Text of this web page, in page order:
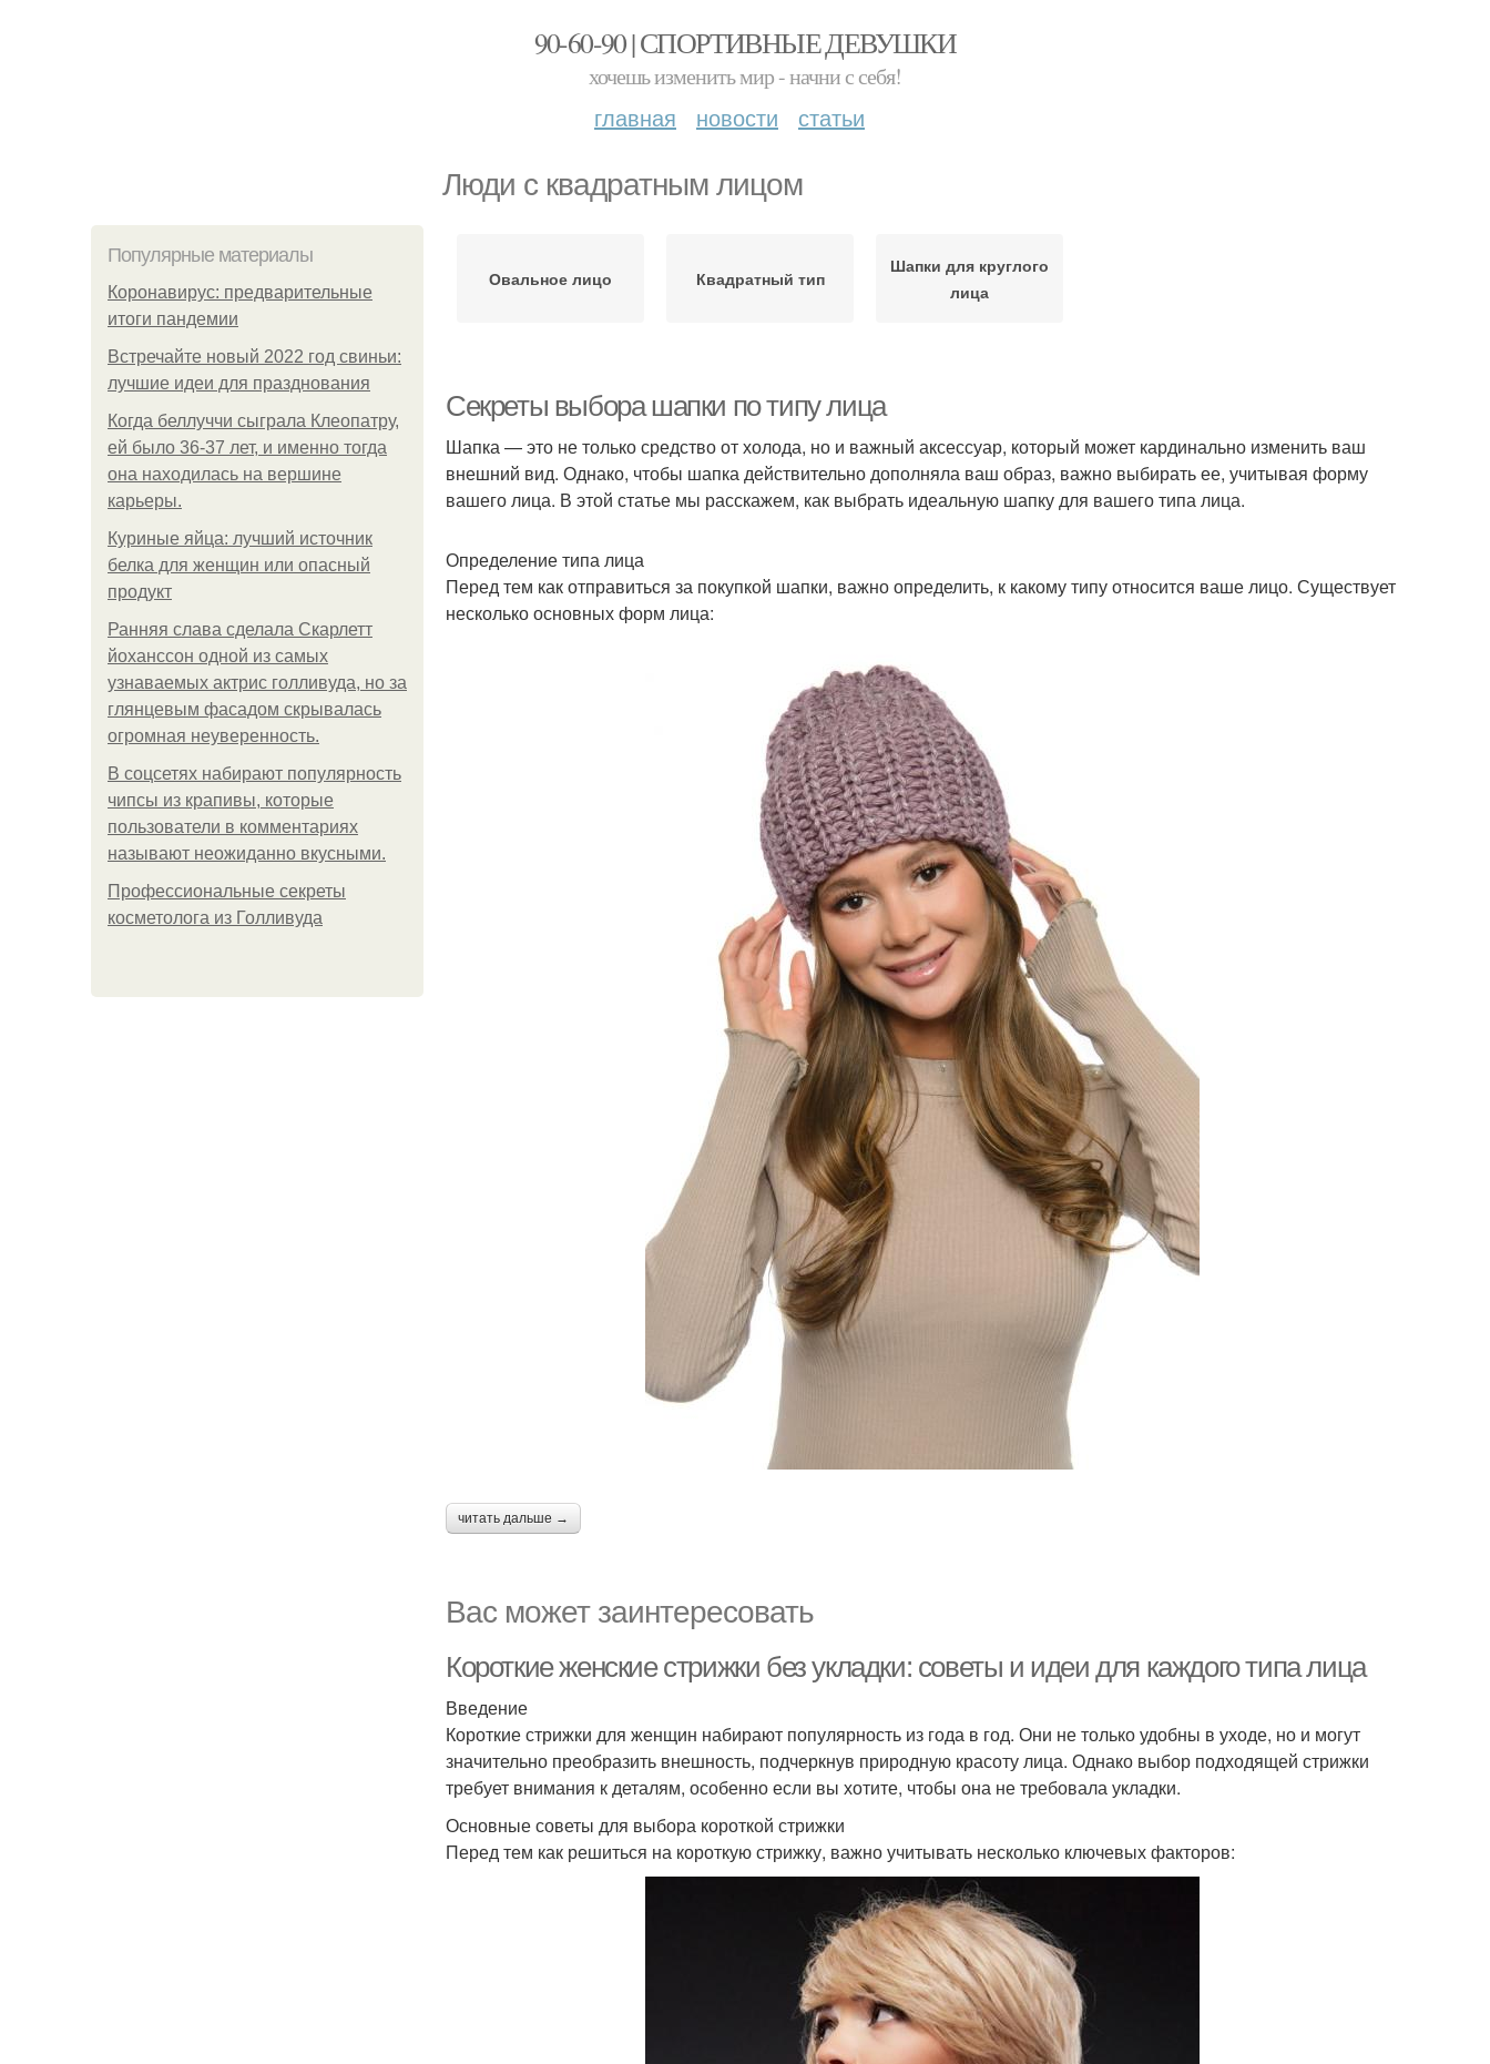
90-60-90 | СПОРТИВНЫЕ ДЕВУШКИ
хочешь изменить мир - начни с себя!
главная новости статьи
Люди с квадратным лицом
Популярные материалы
Коронавирус: предварительные
итоги пандемии
Встречайте новый 2022 год свиньи:
лучшие идеи для празднования
Когда беллуччи сыграла Клеопатру,
ей было 36-37 лет, и именно тогда
она находилась на вершине
карьеры.
Куриные яйца: лучший источник
белка для женщин или опасный
продукт
Ранняя слава сделала Скарлетт
йоханссон одной из самых
узнаваемых актрис голливуда, но за
глянцевым фасадом скрывалась
огромная неуверенность.
В соцсетях набирают популярность
чипсы из крапивы, которые
пользователи в комментариях
называют неожиданно вкусными.
Профессиональные секреты
косметолога из Голливуда
Овальное лицо Квадратный тип
Шапки для круглого
лица
Секреты выбора шапки по типу лица
Шапка — это не только средство от холода, но и важный аксессуар, который может кардинально изменить ваш
внешний вид. Однако, чтобы шапка действительно дополняла ваш образ, важно выбирать ее, учитывая форму
вашего лица. В этой статье мы расскажем, как выбрать идеальную шапку для вашего типа лица.
Определение типа лица
Перед тем как отправиться за покупкой шапки, важно определить, к какому типу относится ваше лицо. Существует
несколько основных форм лица:
читать дальше →
Вас может заинтересовать
Короткие женские стрижки без укладки: советы и идеи для каждого типа лица
Введение
Короткие стрижки для женщин набирают популярность из года в год. Они не только удобны в уходе, но и могут
значительно преобразить внешность, подчеркнув природную красоту лица. Однако выбор подходящей стрижки
требует внимания к деталям, особенно если вы хотите, чтобы она не требовала укладки.
Основные советы для выбора короткой стрижки
Перед тем как решиться на короткую стрижку, важно учитывать несколько ключевых факторов: